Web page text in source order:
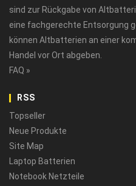
sind zur Rückgabe von
eine fachgerechte Entsorgung
können Altbatterien an einer
Handel vor Ort abgeben.
FAQ »
RSS
Topseller
Neue Produkte
Site Map
Laptop Batterien
Notebook Netzteile